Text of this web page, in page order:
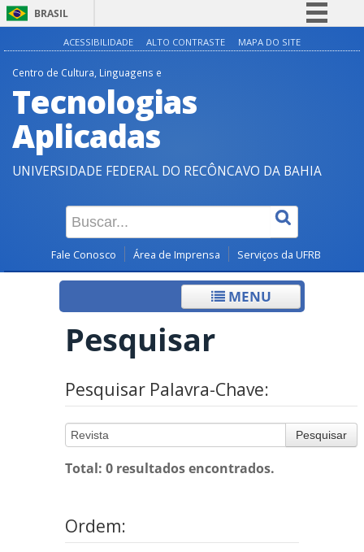
BRASIL
Simplifique!
Canais
ACESSIBILIDADE ALTO CONTRASTE MAPA DO SITE
Centro de Cultura, Linguagens e
Tecnologias
Aplicadas
UNIVERSIDADE FEDERAL DO RECÔNCAVO DA BAHIA
Fale Conosco Área de Imprensa Serviços da UFRB
MENU
Pesquisar
Pesquisar Palavra-Chave:
Pesquisar
Total: 0 resultados encontrados.
Ordem: